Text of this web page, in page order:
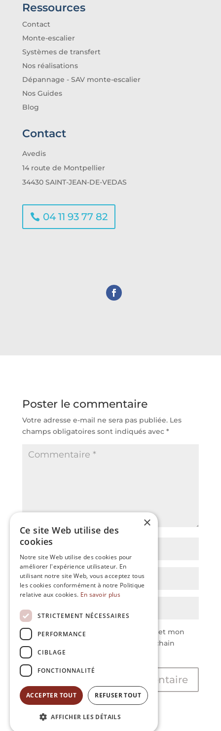
Ressources
Contact
Monte-escalier
Systèmes de transfert
Nos réalisations
Dépannage - SAV monte-escalier
Nos Guides
Blog
Contact
Avedis
14 route de Montpellier
34430 SAINT-JEAN-DE-VEDAS
04 11 93 77 82
Poster le commentaire
Votre adresse e-mail ne sera pas publiée. Les
champs obligatoires sont indiqués avec *
Enregistrer mon nom, mon e-mail et mon
site dans le navigateur pour mon prochain
commentaire.
×
Ce site Web utilise des
cookies
Notre site Web utilise des cookies pour
améliorer l'expérience utilisateur. En
utilisant notre site Web, vous acceptez tous
les cookies conformément à notre Politique
relative aux cookies. En savoir plus
STRICTEMENT NÉCESSAIRES
PERFORMANCE
CIBLAGE
FONCTIONNALITÉ
ACCEPTER TOUT REFUSER TOUT
AFFICHER LES DÉTAILS